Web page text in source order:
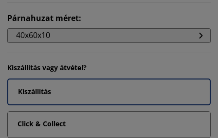
Párnahuzat méret:
40x60x10
Kiszállítás vagy átvétel?
Kiszállítás
Click & Collect